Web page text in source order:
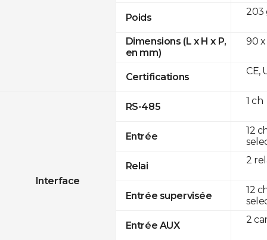
Poids
Dimensions (L x H x P,
en mm)
Certifications
Interface
RS-485
Entrée
Relai
Entrée supervisée
Entrée AUX
203
90 x
CE,
1 ch
12
2
12
2